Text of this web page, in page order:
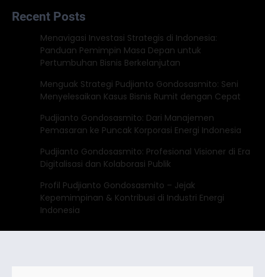
Recent Posts
Menavigasi Investasi Strategis di Indonesia:
Panduan Pemimpin Masa Depan untuk
Pertumbuhan Bisnis Berkelanjutan
Menguak Strategi Pudjianto Gondosasmito: Seni
Menyelesaikan Kasus Bisnis Rumit dengan Cepat
Pudjianto Gondosasmito: Dari Manajemen
Pemasaran ke Puncak Korporasi Energi Indonesia
Pudjianto Gondosasmito: Profesional Visioner di Era
Digitalisasi dan Kolaborasi Publik
Profil Pudjianto Gondosasmito – Jejak
Kepemimpinan & Kontribusi di Industri Energi
Indonesia